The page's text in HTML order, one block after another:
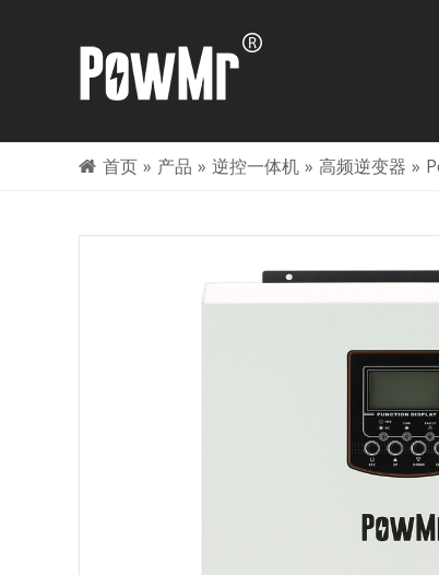
首页 » 产品 » 逆控一体机 » 高频逆变器 »